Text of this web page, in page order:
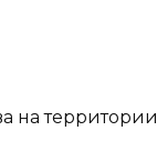
на территории